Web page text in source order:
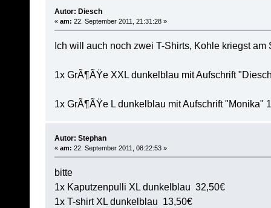
Autor: Diesch
« am: 22. September 2011, 21:31:28 »
Ich will auch noch zwei T-Shirts, Kohle kriegst am
1x GrÃ¶ÃŸe XXL dunkelblau mit Aufschrift
1x GrÃ¶ÃŸe L dunkelblau mit Aufschrift "Monika"
Autor: Stephan
« am: 22. September 2011, 08:22:53 »
bitte
1x Kaputzenpulli XL dunkelblau 32,50€
1x T-shirt XL dunkelblau 13,50€